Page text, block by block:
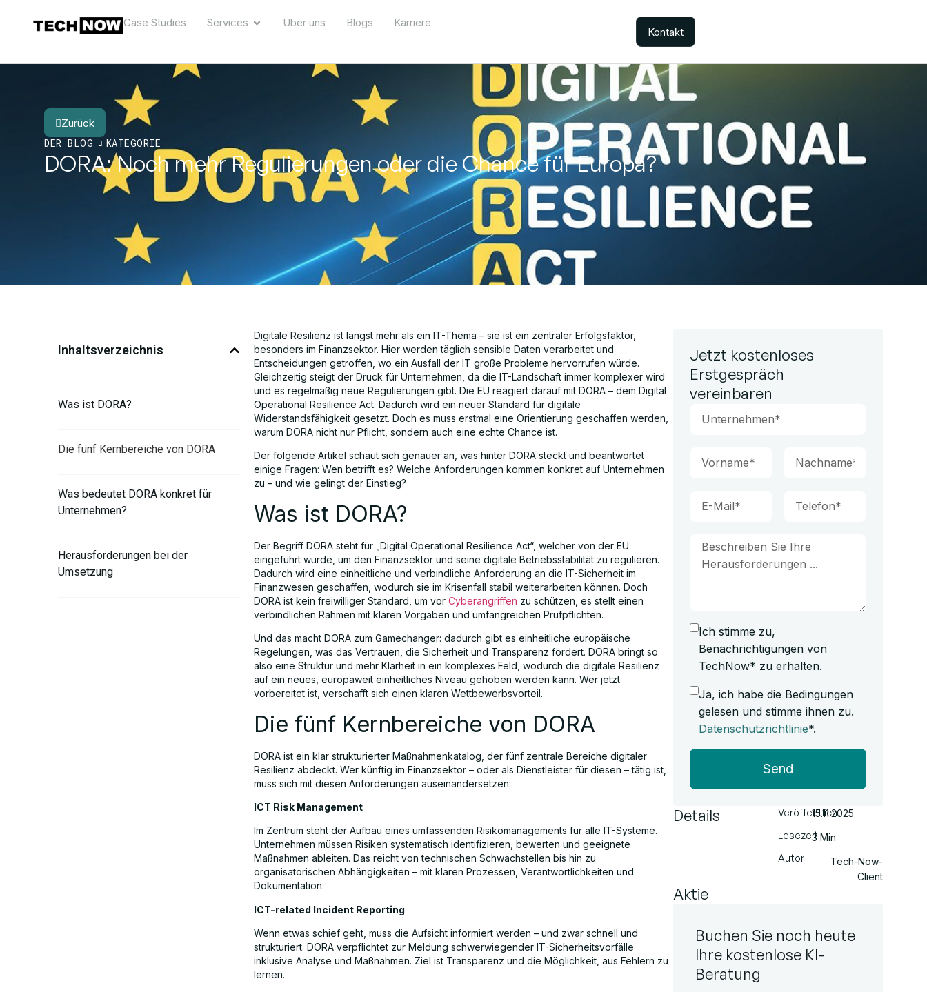
Case Studies Services Über uns Blogs Karriere
Kontakt
Zurück
DER BLOG
KATEGORIE
DORA: Noch mehr Regulierungen oder die Chance für Europa?
Inhaltsverzeichnis
Was ist DORA?
Die fünf Kernbereiche von DORA
Was bedeutet DORA konkret für
Unternehmen?
Herausforderungen bei der
Umsetzung
Digitale Resilienz ist längst mehr als ein IT-Thema – sie ist ein zentraler Erfolgsfaktor,
besonders im Finanzsektor. Hier werden täglich sensible Daten verarbeitet und
Entscheidungen getroffen, wo ein Ausfall der IT große Probleme hervorrufen würde.
Gleichzeitig steigt der Druck für Unternehmen, da die IT-Landschaft immer komplexer wird
und es regelmäßig neue Regulierungen gibt. Die EU reagiert darauf mit DORA – dem Digital
Operational Resilience Act. Dadurch wird ein neuer Standard für digitale
Widerstandsfähigkeit gesetzt. Doch es muss erstmal eine Orientierung geschaffen werden,
warum DORA nicht nur Pflicht, sondern auch eine echte Chance ist.
Der folgende Artikel schaut sich genauer an, was hinter DORA steckt und beantwortet
einige Fragen: Wen betrifft es? Welche Anforderungen kommen konkret auf Unternehmen
zu – und wie gelingt der Einstieg?
Was ist DORA?
Der Begriff DORA steht für „Digital Operational Resilience Act“, welcher von der EU
eingeführt wurde, um den Finanzsektor und seine digitale Betriebsstabilität zu regulieren.
Dadurch wird eine einheitliche und verbindliche Anforderung an die IT-Sicherheit im
Finanzwesen geschaffen, wodurch sie im Krisenfall stabil weiterarbeiten können. Doch
DORA ist kein freiwilliger Standard, um vor Cyberangriffen zu schützen, es stellt einen
verbindlichen Rahmen mit klaren Vorgaben und umfangreichen Prüfpflichten.
Und das macht DORA zum Gamechanger: dadurch gibt es einheitliche europäische
Regelungen, was das Vertrauen, die Sicherheit und Transparenz fördert. DORA bringt so
also eine Struktur und mehr Klarheit in ein komplexes Feld, wodurch die digitale Resilienz
auf ein neues, europaweit einheitliches Niveau gehoben werden kann. Wer jetzt
vorbereitet ist, verschafft sich einen klaren Wettbewerbsvorteil.
Die fünf Kernbereiche von DORA
DORA ist ein klar strukturierter Maßnahmenkatalog, der fünf zentrale Bereiche digitaler
Resilienz abdeckt. Wer künftig im Finanzsektor – oder als Dienstleister für diesen – tätig ist,
muss sich mit diesen Anforderungen auseinandersetzen:
ICT Risk Management
Im Zentrum steht der Aufbau eines umfassenden Risikomanagements für alle IT-Systeme.
Unternehmen müssen Risiken systematisch identifizieren, bewerten und geeignete
Maßnahmen ableiten. Das reicht von technischen Schwachstellen bis hin zu
organisatorischen Abhängigkeiten – mit klaren Prozessen, Verantwortlichkeiten und
Dokumentation.
ICT-related Incident Reporting
Wenn etwas schief geht, muss die Aufsicht informiert werden – und zwar schnell und
strukturiert. DORA verpflichtet zur Meldung schwerwiegender IT-Sicherheitsvorfälle
inklusive Analyse und Maßnahmen. Ziel ist Transparenz und die Möglichkeit, aus Fehlern zu
lernen.
Jetzt kostenloses
Erstgespräch
vereinbaren
Ich stimme zu,
Benachrichtigungen von
TechNow* zu erhalten.
Ja, ich habe die Bedingungen
gelesen und stimme ihnen zu.
Datenschutzrichtlinie*.
Send
Details
Veröffentlicht
Lesezeit
Autor
15.11.2025
3 Min
Tech-Now-
Client
Aktie
Buchen Sie noch heute
Ihre kostenlose KI-
Beratung